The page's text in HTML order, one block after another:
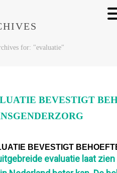
for: "evaluatie"
BEVESTIGT
BEVESTIGT
evaluatie laat